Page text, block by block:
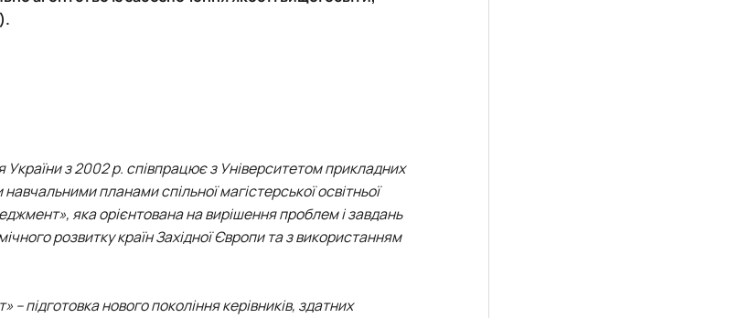
України з 2002 р. співпрацює з Університетом прикладних
планами спільної магістерської освітньої
яка орієнтована на вирішення проблем і завдань
розвитку країн Західної Європи та з використанням
підготовка нового покоління керівників, здатних